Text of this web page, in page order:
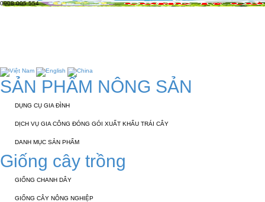
0908 005 554
SẢN PHẨM NÔNG SẢN
DỤNG CỤ GIA ĐÌNH
DỊCH VỤ GIA CÔNG ĐÓNG GÓI XUẤT KHẨU TRÁI CÂY
DANH MỤC SẢN PHẨM
Giống cây trồng
GIỐNG CHANH DÂY
GIỐNG CÂY NÔNG NGHIỆP